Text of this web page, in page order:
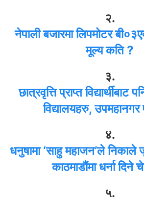
२.
नेपाली बजारमा लिपमोटर
मूल्य कति ?
३.
छात्रवृत्ति प्राप्त
विद्यालयहरु,
४.
धनुषामा ‘साहु महाजन’ले
काठमाडौंमा धर्ना दिने
५.